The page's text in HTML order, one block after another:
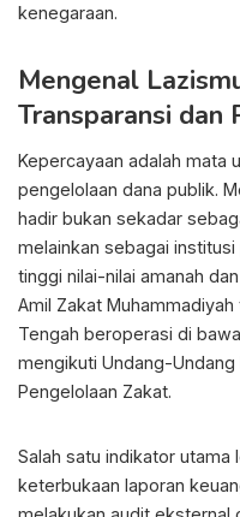
kenegaraan.
Mengenal
Transparansi
Kepercayaan adalah mata
pengelolaan dana publik.
hadir bukan sekadar
melainkan sebagai
tinggi nilai-nilai amanah
Amil Zakat
Tengah beroperasi di
mengikuti Undang-Undang
Pengelolaan Zakat.
Salah satu indikator
keterbukaan laporan